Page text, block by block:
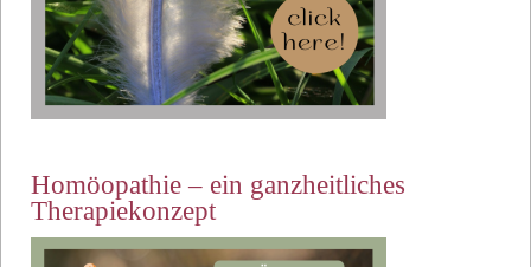
Homöopathie – ein ganzheitliches
Therapiekonzept